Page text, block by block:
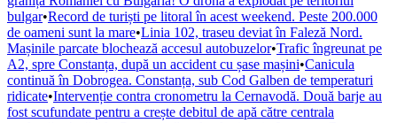
bulgar•Record de turiști pe litoral în acest weekend. Peste 200.000
de oameni sunt la mare•Linia 102, traseu deviat în Faleză Nord.
Mașinile parcate blochează accesul autobuzelor•Trafic îngreunat pe
A2, spre Constanța, după un accident cu șase mașini•Canicula
continuă în Dobrogea. Constanța, sub Cod Galben de temperaturi
ridicate•Intervenție contra cronometru la Cernavodă. Două barje au
fost scufundate pentru a crește debitul de apă către centrala